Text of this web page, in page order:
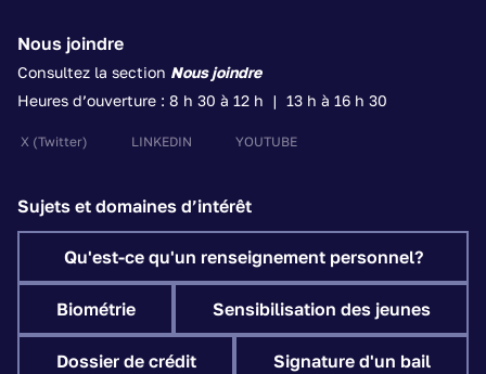
Nous joindre
Consultez la section Nous joindre
Heures d’ouverture : 8 h 30 à 12 h | 13 h à 16 h 30
X (Twitter) LINKEDIN YOUTUBE
Sujets et domaines d’intérêt
Qu'est-ce qu'un renseignement personnel?
Biométrie Sensibilisation des jeunes
Dossier de crédit Signature d'un bail